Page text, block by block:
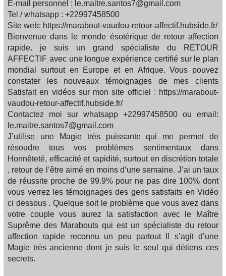
E-mail personnel : le.maitre.santos7@gmail.com
Tel / whatsapp : +22997458500
Site web: https://marabout-vaudou-retour-affectif.hubside.fr/
Bienvenue dans le monde ésotérique de retour affection
rapide. je suis un grand spécialiste du RETOUR
AFFECTIF avec une longue expérience certifié sur le plan
mondial surtout en Europe et en Afrique. Vous pouvez
constater les nouveaux témoignages de mes clients
Satisfait en vidéos sur mon site officiel : https://marabout-
vaudou-retour-affectif.hubside.fr/
Contactez moi sur whatsapp +22997458500 ou email:
le.maitre.santos7@gmail.com
J’utilise une Magie très puissante qui me permet de
résoudre tous vos problèmes sentimentaux dans
Honnêteté, efficacité et rapidité, surtout en discrétion totale
, retour de l’être aimé en moins d’une semaine. J’ai un taux
de réussite proche de 99.9% pour ne pas dire 100% dont
vous verrez les témoignages des gens satisfaits en Vidéo
ci dessous . Quelque soit le problème que vous avez dans
votre couple vous aurez la satisfaction avec le Maître
Suprême des Marabouts qui est un spécialiste du retour
affection rapide reconnu un peu partout Il s’agit d’une
Magie très ancienne dont je suis le seul qui détiens ces
secrets.